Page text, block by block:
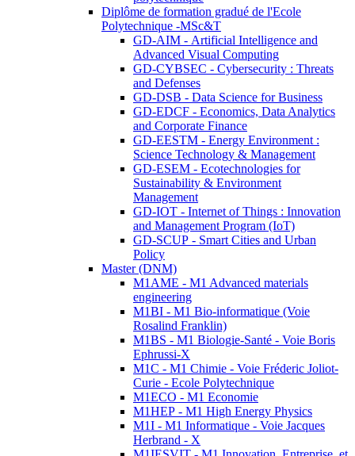
Diplôme de formation gradué de l'Ecole
Polytechnique -MSc&T
GD-AIM - Artificial Intelligence and
Advanced Visual Computing
GD-CYBSEC - Cybersecurity : Threats
and Defenses
GD-DSB - Data Science for Business
GD-EDCF - Economics, Data Analytics
and Corporate Finance
GD-EESTM - Energy Environment :
Science Technology & Management
GD-ESEM - Ecotechnologies for
Sustainability & Environment
Management
GD-IOT - Internet of Things : Innovation
and Management Program (IoT)
GD-SCUP - Smart Cities and Urban
Policy
Master (DNM)
M1AME - M1 Advanced materials
engineering
M1BI - M1 Bio-informatique (Voie
Rosalind Franklin)
M1BS - M1 Biologie-Santé - Voie Boris
Ephrussi-X
M1C - M1 Chimie - Voie Fréderic Joliot-
Curie - Ecole Polytechnique
M1ECO - M1 Economie
M1HEP - M1 High Energy Physics
M1I - M1 Informatique - Voie Jacques
Herbrand - X